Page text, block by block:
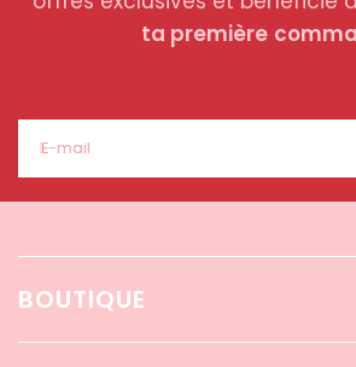
ta première
E-mail
BOUTIQUE